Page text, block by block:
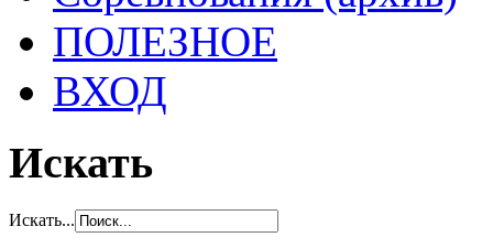
ПОЛЕЗНОЕ
ВХОД
Искать
Искать...